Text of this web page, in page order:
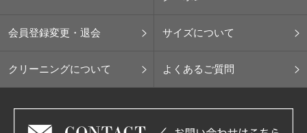
会員登録変更・退会 サイズについて
クリーニングについて よくあるご質問